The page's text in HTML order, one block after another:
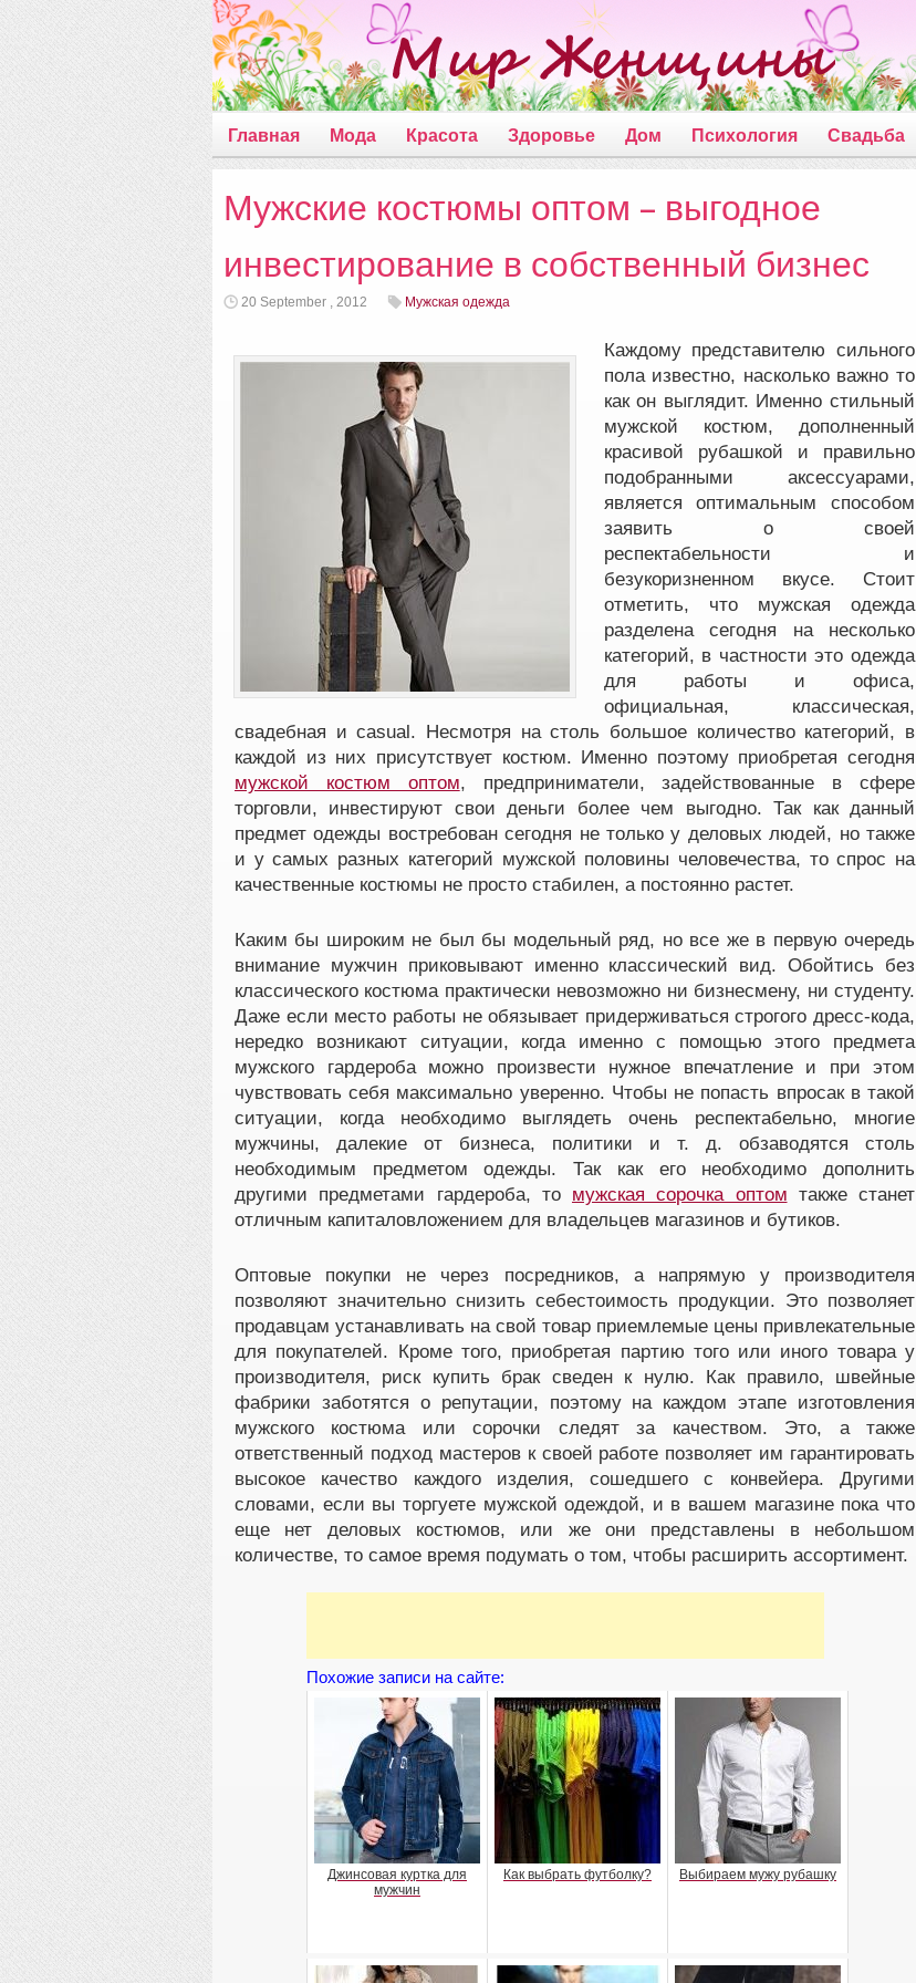
Главная Мода Красота Здоровье Дом Психология Свадьба
Мужские костюмы оптом – выгодное
инвестирование в собственный бизнес
20 September , 2012 Мужская одежда
Каждому представителю сильного
пола известно, насколько важно то
как он выглядит. Именно стильный
мужской костюм, дополненный
красивой рубашкой и правильно
подобранными аксессуарами,
является оптимальным способом
заявить о своей
респектабельности и
безукоризненном вкусе. Стоит
отметить, что мужская одежда
разделена сегодня на несколько
категорий, в частности это одежда
для работы и офиса,
официальная, классическая,
свадебная и casual. Несмотря на столь большое количество категорий, в
каждой из них присутствует костюм. Именно поэтому приобретая сегодня
мужской костюм оптом, предприниматели, задействованные в сфере
торговли, инвестируют свои деньги более чем выгодно. Так как данный
предмет одежды востребован сегодня не только у деловых людей, но также
и у самых разных категорий мужской половины человечества, то спрос на
качественные костюмы не просто стабилен, а постоянно растет.
Каким бы широким не был бы модельный ряд, но все же в первую очередь
внимание мужчин приковывают именно классический вид. Обойтись без
классического костюма практически невозможно ни бизнесмену, ни студенту.
Даже если место работы не обязывает придерживаться строгого дресс-кода,
нередко возникают ситуации, когда именно с помощью этого предмета
мужского гардероба можно произвести нужное впечатление и при этом
чувствовать себя максимально уверенно. Чтобы не попасть впросак в такой
ситуации, когда необходимо выглядеть очень респектабельно, многие
мужчины, далекие от бизнеса, политики и т. д. обзаводятся столь
необходимым предметом одежды. Так как его необходимо дополнить
другими предметами гардероба, то мужская сорочка оптом также станет
отличным капиталовложением для владельцев магазинов и бутиков.
Оптовые покупки не через посредников, а напрямую у производителя
позволяют значительно снизить себестоимость продукции. Это позволяет
продавцам устанавливать на свой товар приемлемые цены привлекательные
для покупателей. Кроме того, приобретая партию того или иного товара у
производителя, риск купить брак сведен к нулю. Как правило, швейные
фабрики заботятся о репутации, поэтому на каждом этапе изготовления
мужского костюма или сорочки следят за качеством. Это, а также
ответственный подход мастеров к своей работе позволяет им гарантировать
высокое качество каждого изделия, сошедшего с конвейера. Другими
словами, если вы торгуете мужской одеждой, и в вашем магазине пока что
еще нет деловых костюмов, или же они представлены в небольшом
количестве, то самое время подумать о том, чтобы расширить ассортимент.
Похожие записи на сайте:
Джинсовая куртка для
мужчин
Как выбрать футболку? Выбираем мужу рубашку